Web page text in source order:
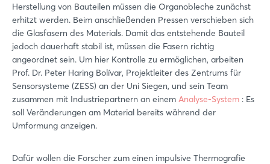
Herstellung von Bauteilen müssen die Organobleche zunächst
erhitzt werden. Beim anschließenden Pressen verschieben sich
die Glasfasern des Materials. Damit das entstehende Bauteil
jedoch dauerhaft stabil ist, müssen die Fasern richtig
angeordnet sein. Um hier Kontrolle zu ermöglichen, arbeiten
Prof. Dr. Peter Haring Bolívar, Projektleiter des Zentrums für
Sensorsysteme (ZESS) an der Uni Siegen, und sein Team
zusammen mit Industriepartnern an einem Analyse-System : Es
soll Veränderungen am Material bereits während der
Umformung anzeigen.
Dafür wollen die Forscher zum einen impulsive Thermografie